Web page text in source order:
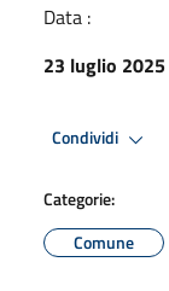
Data :
23 luglio 2025
Condividi
Categorie:
Comune